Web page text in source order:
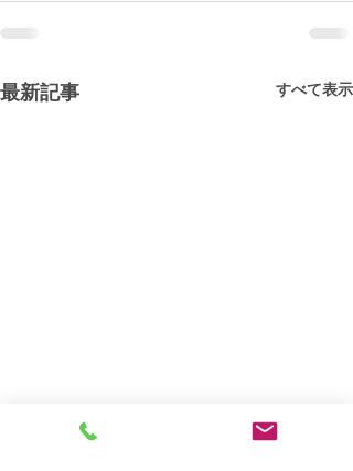
最新記事 すべて表示